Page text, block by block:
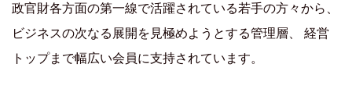
政官財各方面の第一線で活躍されている若手の方々から、
ビジネスの次なる展開を見極めようとする管理層、 経営
トップまで幅広い会員に支持されています。